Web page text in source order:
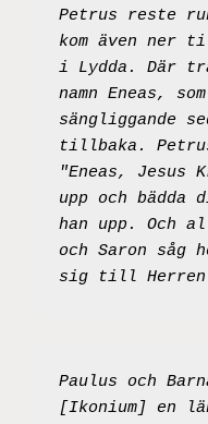
Petrus reste
kom även ner
i Lydda. Där
namn Eneas,
sängliggande
tillbaka.
"Eneas,
upp och bädda
han upp. Och
och Saron såg
sig till
Paulus och
[Ikonium] en